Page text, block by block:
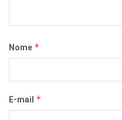
Nome *
E-mail *